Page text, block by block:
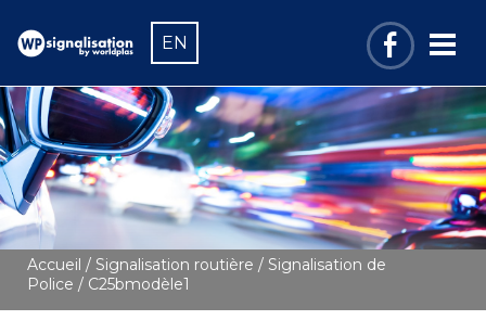
EN
Accueil / Signalisation routière / Signalisation de
Police / C25bmodèle1